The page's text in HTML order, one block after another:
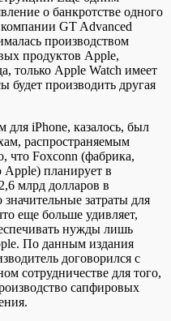
о банкротстве одного
GT Advanced
производством
продуктов Apple,
только Apple Watch имеет
будет производить другая
для iPhone, казалось, был
распространяемым
что Foxconn (фабрика,
Apple) планирует в
млрд долларов в
значительные затраты для
еще больше удивляет,
нужды лишь
По данным издания
договорился с
сотрудничестве для того,
сапфировых